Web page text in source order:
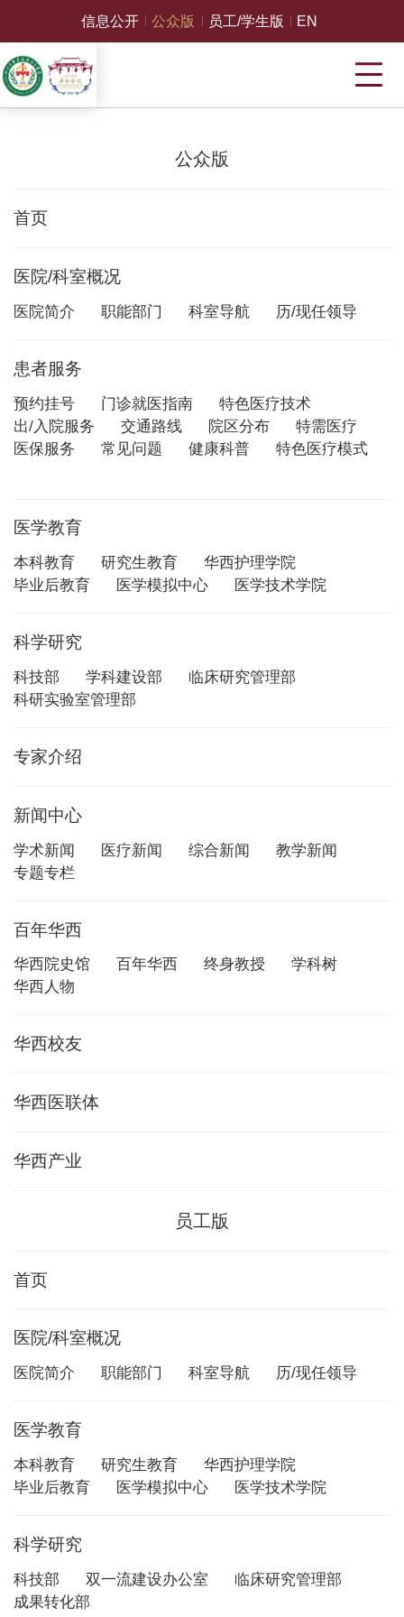
信息公开 公众版 员工/学生版 EN
公众版
首页
医院/科室概况
医院简介 职能部门 科室导航 历/现任领导
患者服务
预约挂号 门诊就医指南
特色医疗技术
出/入院服务
交通路线 院区分布
特需医疗
医保服务
常见问题 健康科普 特色医疗模式
医学教育
本科教育 研究生教育
华西护理学院
毕业后教育
医学模拟中心 医学技术学院
科学研究
科技部 学科建设部
临床研究管理部
科研实验室管理部
专家介绍
新闻中心
学术新闻 医疗新闻 综合新闻
教学新闻
专题专栏
百年华西
华西院史馆 百年华西 终身教授
学科树
华西人物
华西校友
华西医联体
华西产业
员工版
首页
医院/科室概况
医院简介 职能部门 科室导航 历/现任领导
医学教育
本科教育 研究生教育
华西护理学院
毕业后教育
医学模拟中心 医学技术学院
科学研究
科技部 双一流建设办公室
临床研究管理部
成果转化部